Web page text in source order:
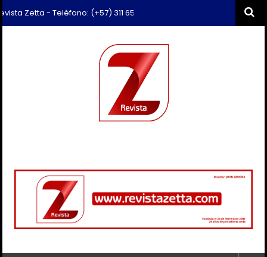
Zetta - Teléfono: (+57) 311 659 6374 - Correo: